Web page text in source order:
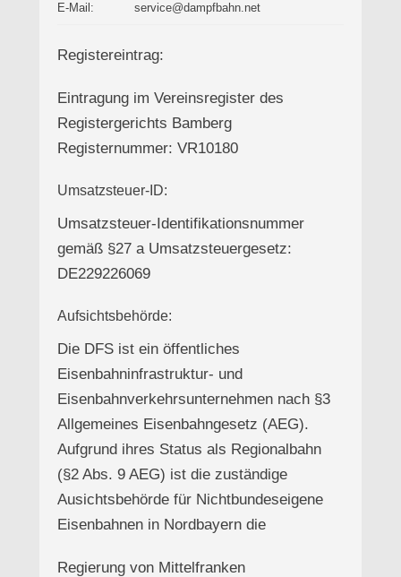
E-Mail: service@dampfbahn.net
Registereintrag:
Eintragung im Vereinsregister des
Registergerichts Bamberg
Registernummer: VR10180
Umsatzsteuer-ID:
Umsatzsteuer-Identifikationsnummer
gemäß §27 a Umsatzsteuergesetz:
DE229226069
Aufsichtsbehörde:
Die DFS ist ein öffentliches
Eisenbahninfrastruktur- und
Eisenbahnverkehrsunternehmen nach §3
Allgemeines Eisenbahngesetz (AEG).
Aufgrund ihres Status als Regionalbahn
(§2 Abs. 9 AEG) ist die zuständige
Ausichtsbehörde für Nichtbundeseigene
Eisenbahnen in Nordbayern die
Regierung von Mittelfranken